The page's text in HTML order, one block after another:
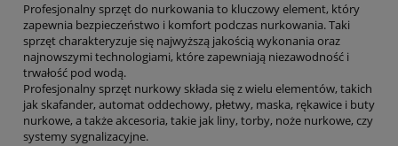
Profesjonalny sprzęt do nurkowania to kluczowy element, który
zapewnia bezpieczeństwo i komfort podczas nurkowania. Taki
sprzęt charakteryzuje się najwyższą jakością wykonania oraz
najnowszymi technologiami, które zapewniają niezawodność i
trwałość pod wodą.
Profesjonalny sprzęt nurkowy składa się z wielu elementów, takich
jak skafander, automat oddechowy, płetwy, maska, rękawice i buty
nurkowe, a także akcesoria, takie jak liny, torby, noże nurkowe, czy
systemy sygnalizacyjne.